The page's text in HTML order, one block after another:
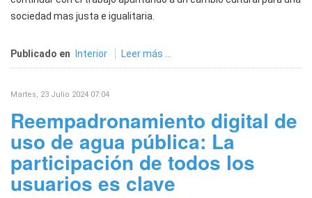
sociedad mas justa e igualitaria.
Publicado en Interior Leer más ...
Martes, 23 Julio 2024 07:04
Reempadronamiento digital de
uso de agua pública: La
participación de todos los
usuarios es clave